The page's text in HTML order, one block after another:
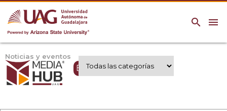
menu
search
Noticias y eventos
Expertos UAG